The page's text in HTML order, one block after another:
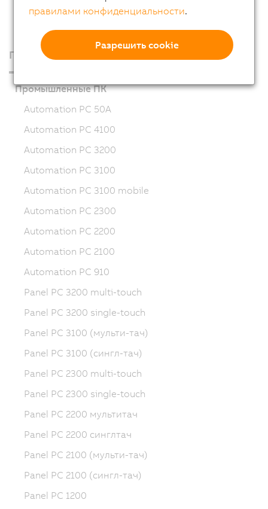
Продукция
Промышленные ПК
Automation PC 50A
Automation PC 4100
Automation PC 3200
Automation PC 3100
Automation PC 3100 mobile
Automation PC 2300
Automation PC 2200
Automation PC 2100
Automation PC 910
Panel PC 3200 multi-touch
Panel PC 3200 single-touch
Panel PC 3100 (мульти-тач)
Panel PC 3100 (сингл-тач)
Panel PC 2300 multi-touch
Panel PC 2300 single-touch
Panel PC 2200 мультитач
Panel PC 2200 синглтач
Panel PC 2100 (мульти-тач)
Panel PC 2100 (сингл-тач)
Panel PC 1200
правилами конфиденциальности.
Разрешить cookie